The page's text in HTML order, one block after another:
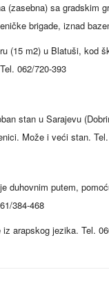
(zasebna) sa gradskim
brigade, iznad
(15 m2) u Blatuši, kod
062/720-393
stan u Sarajevu
Može i veći stan.
duhovnim putem,
384-468
arapskog jezika. Tel.